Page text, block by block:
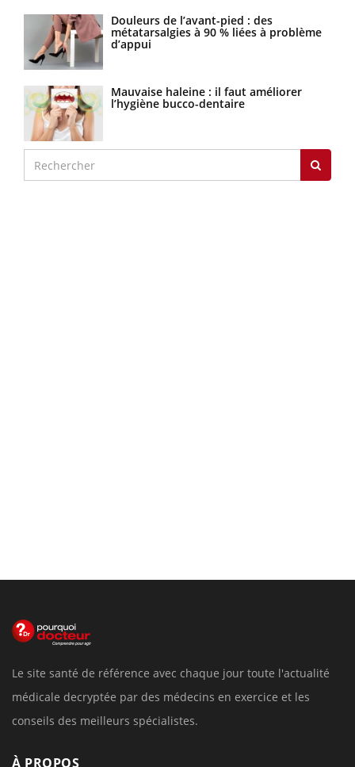
Douleurs de l’avant-pied : des
métatarsalgies à 90 % liées à problème
d’appui
Mauvaise haleine : il faut améliorer
l’hygiène bucco-dentaire
Le site santé de référence avec chaque jour toute l'actualité
médicale decryptée par des médecins en exercice et les
conseils des meilleurs spécialistes.
À PROPOS